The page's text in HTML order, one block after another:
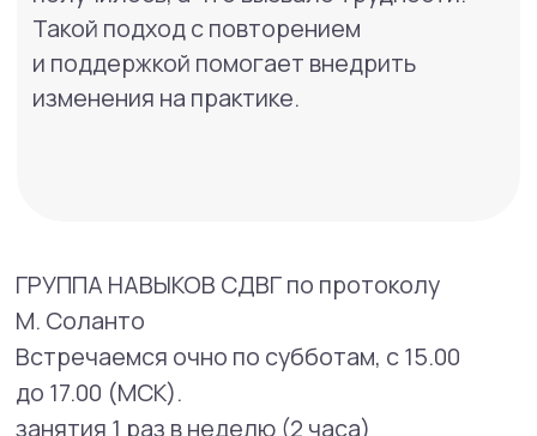
ориентация
Мы не говорим об абстрактных
концепциях. Каждый навык сразу
применяется в реальной жизни.
12 недель
Кому будет полезен этот тренинг?